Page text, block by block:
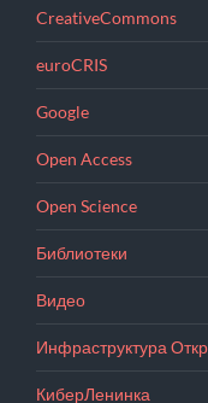
CreativeCommons
euroCRIS
Google
Open Access
Open Science
Библиотеки
Видео
Инфраструктура
КиберЛенинка